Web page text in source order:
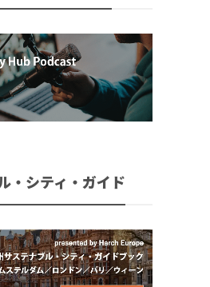
・シティ・ガイド